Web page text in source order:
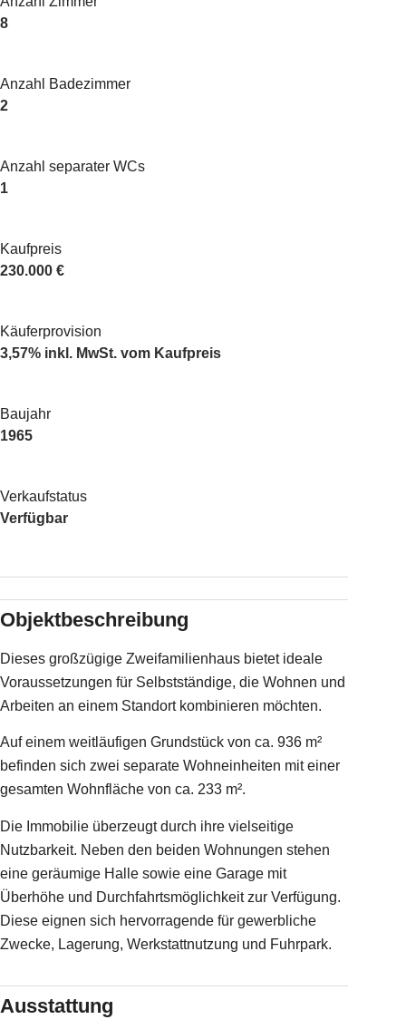
8
Anzahl Badezimmer
2
Anzahl separater WCs
1
Kaufpreis
230.000 €
Käuferprovision
3,57% inkl. MwSt. vom Kaufpreis
Baujahr
1965
Verkaufstatus
Verfügbar
Objektbeschreibung
Dieses großzügige Zweifamilienhaus bietet ideale
Voraussetzungen für Selbstständige, die Wohnen und
Arbeiten an einem Standort kombinieren möchten.
Auf einem weitläufigen Grundstück von ca. 936 m²
befinden sich zwei separate Wohneinheiten mit einer
gesamten Wohnfläche von ca. 233 m².
Die Immobilie überzeugt durch ihre vielseitige
Nutzbarkeit. Neben den beiden Wohnungen stehen
eine geräumige Halle sowie eine Garage mit
Überhöhe und Durchfahrtsmöglichkeit zur Verfügung.
Diese eignen sich hervorragende für gewerbliche
Zwecke, Lagerung, Werkstattnutzung und Fuhrpark.
Ausstattung